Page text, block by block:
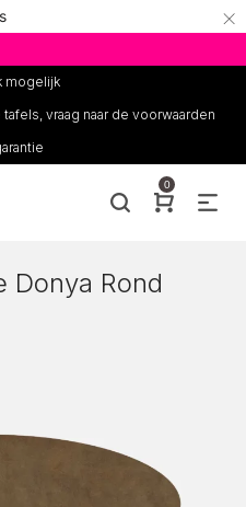
×
mogelijk
vraag naar de voorwaarden
0
Donya Rond